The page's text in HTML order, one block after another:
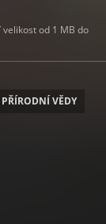
od 1 MB do
PŘÍRODNÍ VĚDY